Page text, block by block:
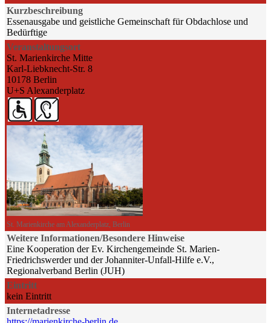
Kurzbeschreibung
Essenausgabe und geistliche Gemeinschaft für Obdachlose und
Bedürftige
Veranstaltungsort
St. Marienkirche Mitte
Karl-Liebknecht-Str. 8
10178 Berlin
U+S Alexanderplatz
St. Marienkirche am Alexanderplatz, Berlin
Weitere Informationen/Besondere Hinweise
Eine Kooperation der Ev. Kirchengemeinde St. Marien-
Friedrichswerder und der Johanniter-Unfall-Hilfe e.V.,
Regionalverband Berlin (JUH)
Eintritt
kein Eintritt
Internetadresse